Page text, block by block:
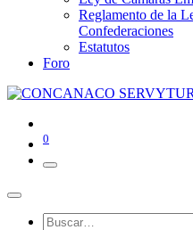
Reglamento de la
Confederaciones
Estatutos
Foro
0